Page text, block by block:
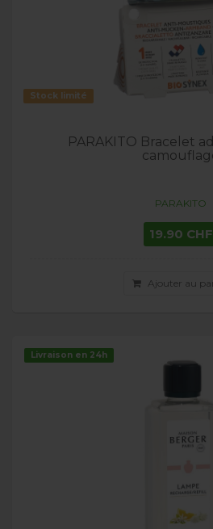
Stock limité
PARAKITO Bracelet
PARAKITO
19.90 CHF
Ajouter au
Livraison en 24h